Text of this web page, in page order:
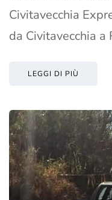
Civitavecchia
da Civitavecchia
LEGGI DI PIÙ